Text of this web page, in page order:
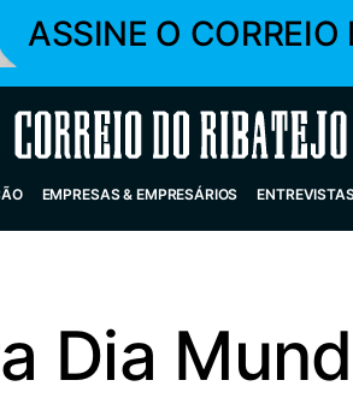
ASSINE O CORREIO
Correio do Ribatejo
EMPRESAS & EMPRESÁRIOS
Dia